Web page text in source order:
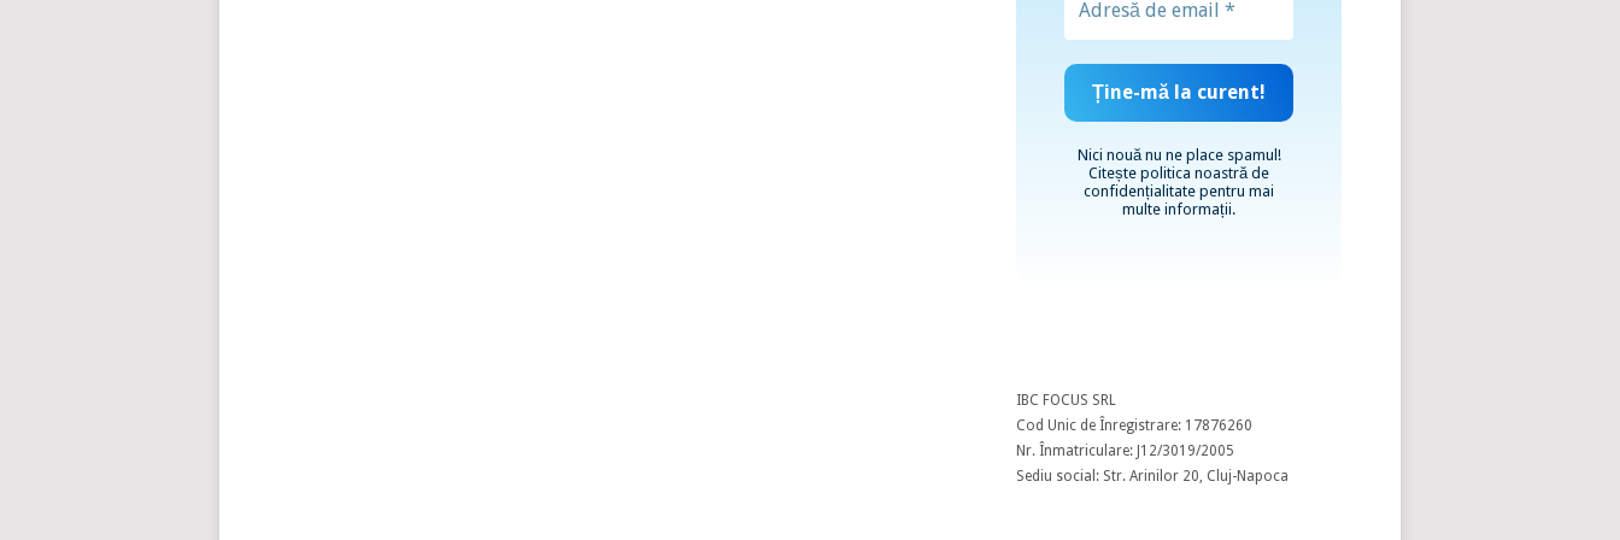
Nici nouă nu ne place spamul!
Citește politica noastră de
confidențialitate pentru mai
multe informații.
IBC FOCUS SRL
Cod Unic de Înregistrare: 17876260
Nr. Înmatriculare: J12/3019/2005
Sediu social: Str. Arinilor 20, Cluj-Napoca